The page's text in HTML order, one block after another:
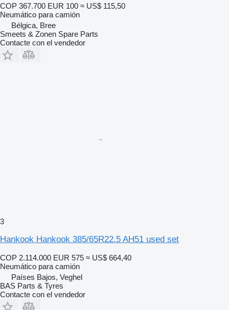
COP 367.700 EUR 100 ≈ US$ 115,50
Neumático para camión
Bélgica, Bree
Smeets & Zonen Spare Parts
Contacte con el vendedor
3
Hankook Hankook 385/65R22.5 AH51 used set
COP 2.114.000 EUR 575 ≈ US$ 664,40
Neumático para camión
Países Bajos, Veghel
BAS Parts & Tyres
Contacte con el vendedor